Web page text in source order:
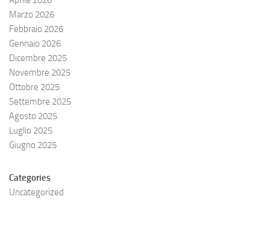
Marzo 2026
Febbraio 2026
Gennaio 2026
Dicembre 2025
Novembre 2025
Ottobre 2025
Settembre 2025
Agosto 2025
Luglio 2025
Giugno 2025
Categories
Uncategorized